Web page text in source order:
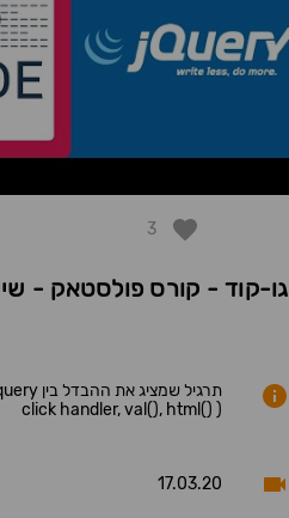
3
גו-קוד - קורס פולסטאק -
click handler, val(), html() )
17.03.20